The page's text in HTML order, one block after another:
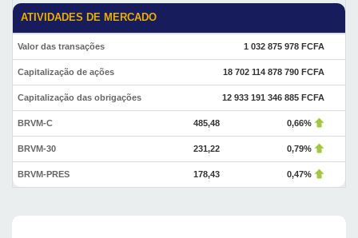
ATIVIDADES DE MERCADO
Valor das transações 1 032 875 978 FCFA
Capitalização de ações 18 702 114 878 790 FCFA
Capitalização das obrigações 12 933 191 346 885 FCFA
BRVM-C 485,48 0,66%
BRVM-30 231,22 0,79%
BRVM-PRES 178,43 0,47%